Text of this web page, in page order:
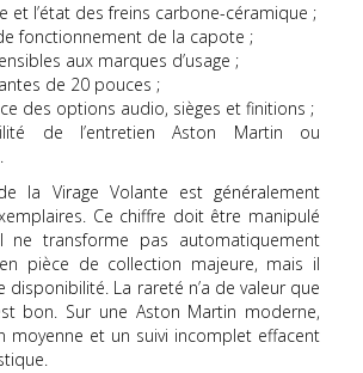
et l’état des freins carbone-céramique ;
fonctionnement de la capote ;
aux marques d’usage ;
de 20 pouces ;
des options audio, sièges et finitions ;
de l’entretien Aston Martin ou
la Virage Volante est généralement
Ce chiffre doit être manipulé
ne transforme pas automatiquement
pièce de collection majeure, mais il
disponibilité. La rareté n’a de valeur que
bon. Sur une Aston Martin moderne,
moyenne et un suivi incomplet effacent